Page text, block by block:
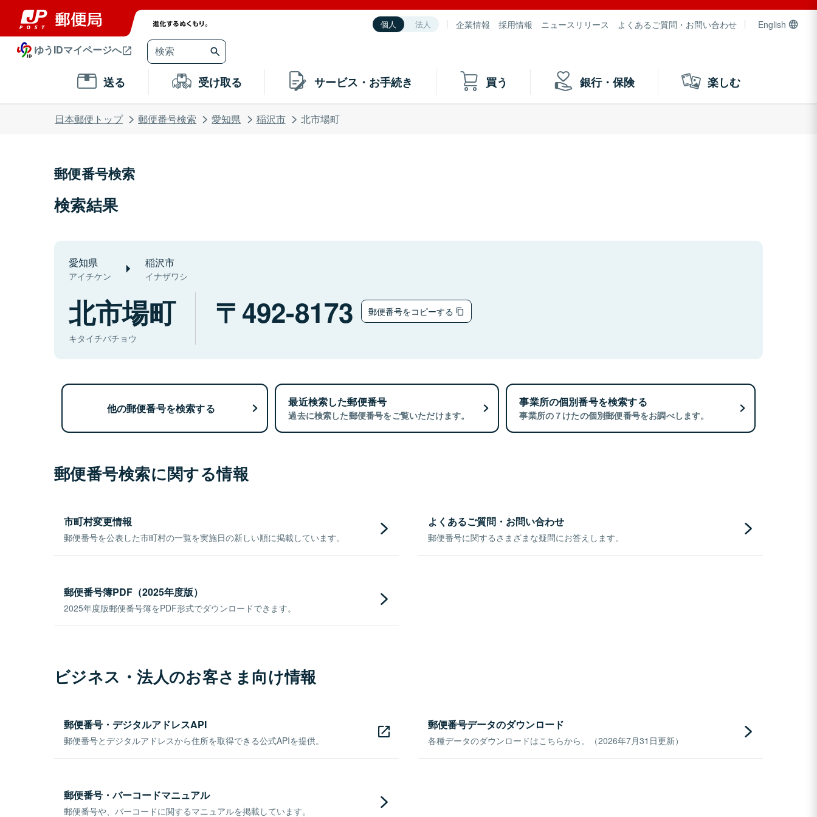
個人 法人 企業情報 採用情報 ニュースリリース よくあるご質問・お問い合わせ English
ゆうIDマイページへ
送る 受け取る サービス・お手続き 買う 銀行・保険 楽しむ
日本郵便トップ 郵便番号検索 愛知県 稲沢市 北市場町
郵便番号検索
検索結果
愛知県
アイチケン
稲沢市
イナザワシ
北市場町
キタイチバチョウ
492-8173 郵便番号をコピーする
他の郵便番号を検索する 最近検索した郵便番号
過去に検索した郵便番号をご覧いただけます。
事業所の個別番号を検索する
事業所の７けたの個別郵便番号をお調べします。
郵便番号検索に関する情報
市町村変更情報
郵便番号を公表した市町村の一覧を実施日の新しい順に掲載しています。
よくあるご質問・お問い合わせ
郵便番号に関するさまざまな疑問にお答えします。
郵便番号簿PDF（2025年度版）
2025年度版郵便番号簿をPDF形式でダウンロードできます。
ビジネス・法人のお客さま向け情報
郵便番号・デジタルアドレスAPI
郵便番号とデジタルアドレスから住所を取得できる公式APIを提供。
郵便番号データのダウンロード
各種データのダウンロードはこちらから。（2026年7月31日更新）
郵便番号・バーコードマニュアル
郵便番号や、バーコードに関するマニュアルを掲載しています。